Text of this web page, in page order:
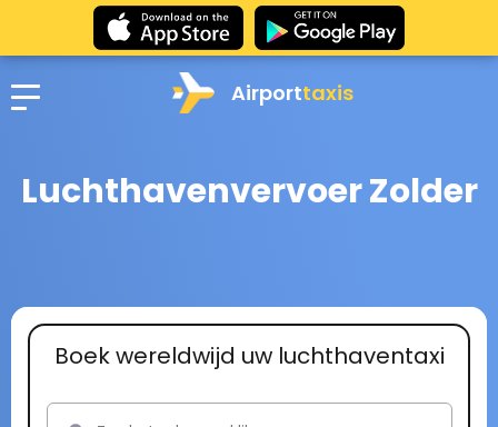
Airporttaxis
Luchthavenvervoer Zolder
Boek wereldwijd uw luchthaventaxi